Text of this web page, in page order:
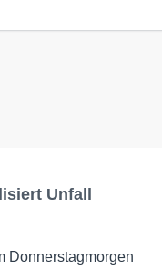
Unfall
Donnerstagmorgen